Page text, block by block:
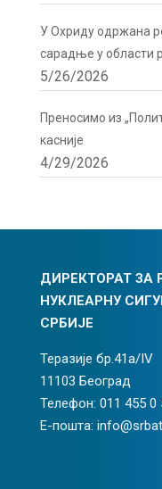
У Охриду одржана
сарадње у области
сигурности
5/26/2026
Преносимо из
касније
4/29/2026
ДИРЕКТОРАТ ЗА
НУКЛЕАРНУ
СРБИЈЕ
Теразије бр.41а/IV
11103 Београд
Телефон: 011 455 0
Е-пошта: